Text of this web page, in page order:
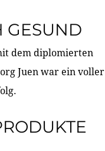
GESUND
dem diplomierten
Juen war ein voller